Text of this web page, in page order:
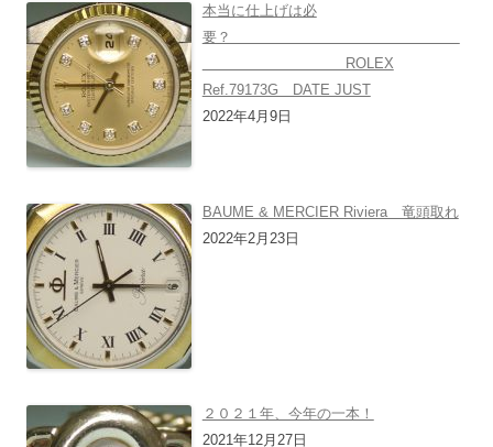
本当に仕上げは必
要？
ROLEX
Ref.79173G DATE JUST
2022年4月9日
BAUME & MERCIER Riviera 竜頭取れ
2022年2月23日
２０２１年、今年の一本！
2021年12月27日